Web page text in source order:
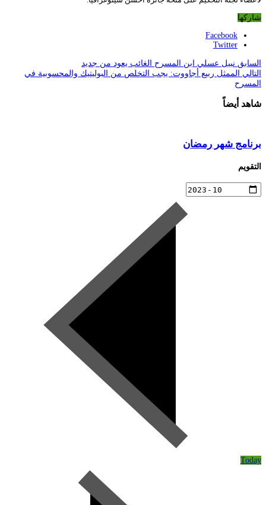
شاركها
Facebook
Twitter
السابق نبيل عسلي ابن المسرح الغائب يعود من جديد
التالي الممثل ربيع أجاووت: يجب التخلص من البوليتيك والمحسوبية في
المسرح
شاهد أيضاً
برنامج شهر رمضان
التقويم
Today